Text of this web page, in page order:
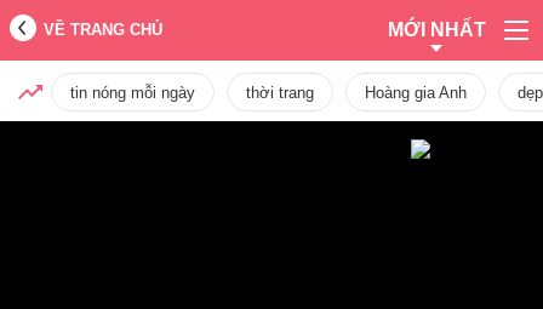
VỀ TRANG CHỦ MỚI NHẤT
tin nóng mỗi ngày thời trang Hoàng gia Anh dẹp